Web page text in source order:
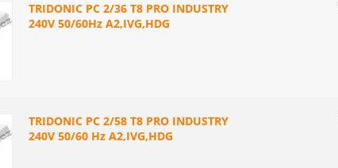
TRIDONIC PC 2/36 T8 PRO INDUSTRY
240V 50/60Hz A2,IVG,HDG
TRIDONIC PC 2/58 T8 PRO INDUSTRY
240V 50/60 Hz A2,IVG,HDG